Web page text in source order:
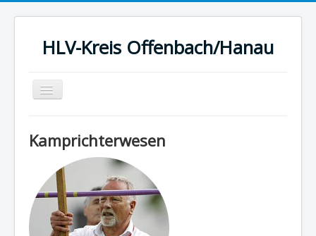
HLV-Kreis Offenbach/Hanau
Toggle
Navigation
News
Kreis
Termine
Ergebnisse
Kamprichterwesen